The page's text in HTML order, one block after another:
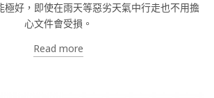
極好，即使在雨天等惡劣天氣中行走也不用擔
心文件會受損。
Read more